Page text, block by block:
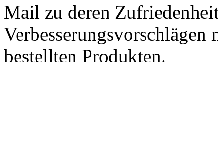
Mail zu deren
bestellten Produkten.